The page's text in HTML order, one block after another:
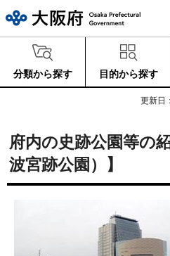
分類から探す 目的から探す
更新日
府内の史跡公園等の
波宮跡公園）】